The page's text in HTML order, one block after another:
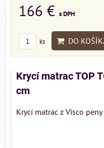
166 € s DPH
ks DO
Krycí matrac TOP
cm
Krycí matrac z Visco peny